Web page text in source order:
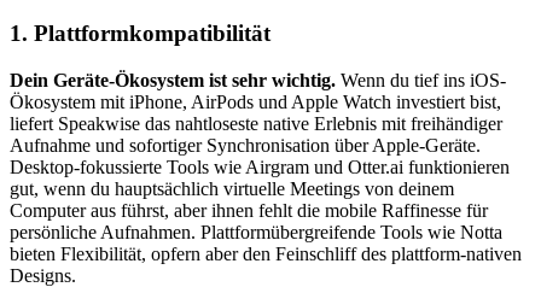
1. Plattformkompatibilität
Dein Geräte-Ökosystem ist sehr wichtig. Wenn du tief ins iOS-
Ökosystem mit iPhone, AirPods und Apple Watch investiert bist,
liefert Speakwise das nahtloseste native Erlebnis mit freihändiger
Aufnahme und sofortiger Synchronisation über Apple-Geräte.
Desktop-fokussierte Tools wie Airgram und Otter.ai funktionieren
gut, wenn du hauptsächlich virtuelle Meetings von deinem
Computer aus führst, aber ihnen fehlt die mobile Raffinesse für
persönliche Aufnahmen. Plattformübergreifende Tools wie Notta
bieten Flexibilität, opfern aber den Feinschliff des plattform-nativen
Designs.